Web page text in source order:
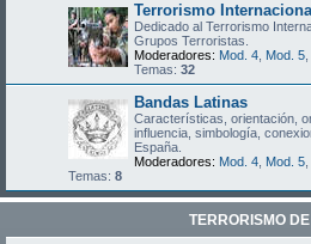
Terrorismo
Dedicado al Terrorismo
Grupos Terroristas.
Moderadores: Mod. 4 Mod. 5
Temas: 32
Bandas Latinas
Características, orientación,
influencia, simbología,
España.
Moderadores: Mod. 4 Mod. 5
Temas: 8
TERRORISMO DE